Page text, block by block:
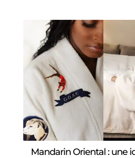
Mandarin Oriental : une